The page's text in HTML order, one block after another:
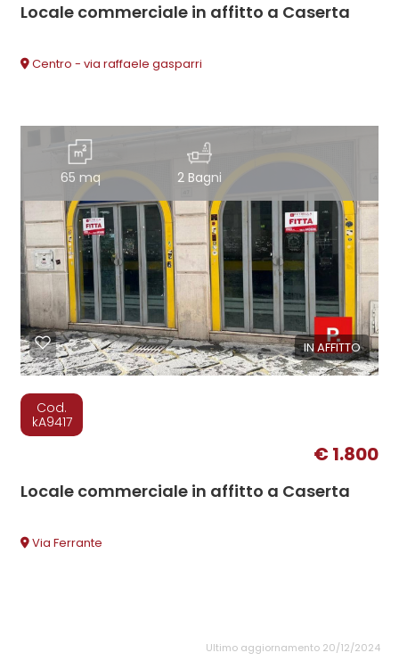
Locale commerciale in affitto a Caserta
Centro - via raffaele gasparri
65 mq 2 Bagni
IN AFFITTO
Cod.
kA9417
€ 1.800
Locale commerciale in affitto a Caserta
Via Ferrante
Ultimo aggiornamento 20/12/2024